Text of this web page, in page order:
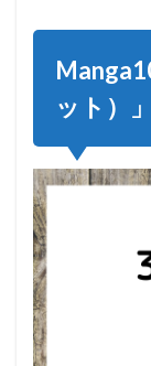
イ）
4.3
村プ
4.4
新ま
RAW(manga
ット）